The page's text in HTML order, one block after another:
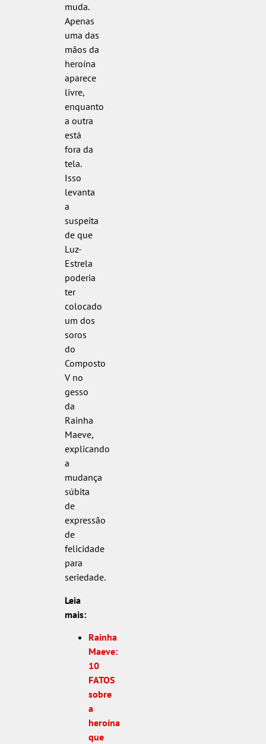
muda.
Apenas
uma das
mãos da
heroína
aparece
livre,
enquanto
a outra
está
fora da
tela.
Isso
levanta
a
suspeita
de que
Luz-
Estrela
poderia
ter
colocado
um dos
soros
do
Composto
V no
gesso
da
Rainha
Maeve,
explicando
a
mudança
súbita
de
expressão
de
felicidade
para
seriedade.
Leia
mais:
Rainha
Maeve:
10
FATOS
sobre
a
heroína
que